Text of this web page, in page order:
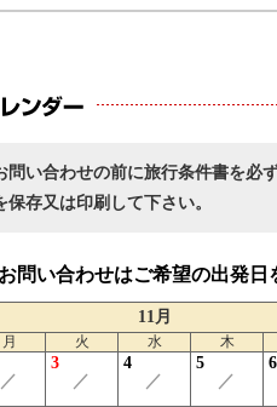
問い合わせの前に旅行条件書を必
保存又は印刷して下さい。
問い合わせはご希望の出発日
11月
月 火 水 木
／
3
／
4
／
5
／
6